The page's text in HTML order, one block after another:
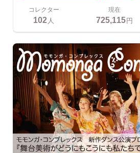
コレクター
102 人
現在
725,115円